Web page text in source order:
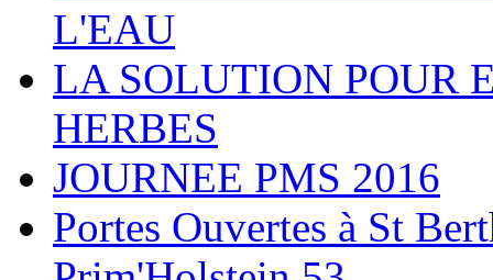
L'EAU
LA SOLUTION POUR
HERBES
JOURNEE PMS 2016
Portes Ouvertes à St